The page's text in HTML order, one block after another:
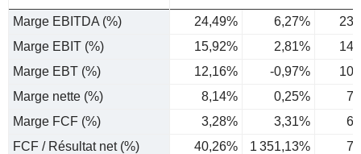
Marge EBITDA (%) 24,49% 6,27%
Marge EBIT (%)
15,92% 2,81%
Marge EBT (%)
12,16% -0,97%
Marge nette (%)
8,14% 0,25%
Marge FCF (%)
3,28% 3,31%
FCF / Résultat net (%)
40,26% 1 351,13%